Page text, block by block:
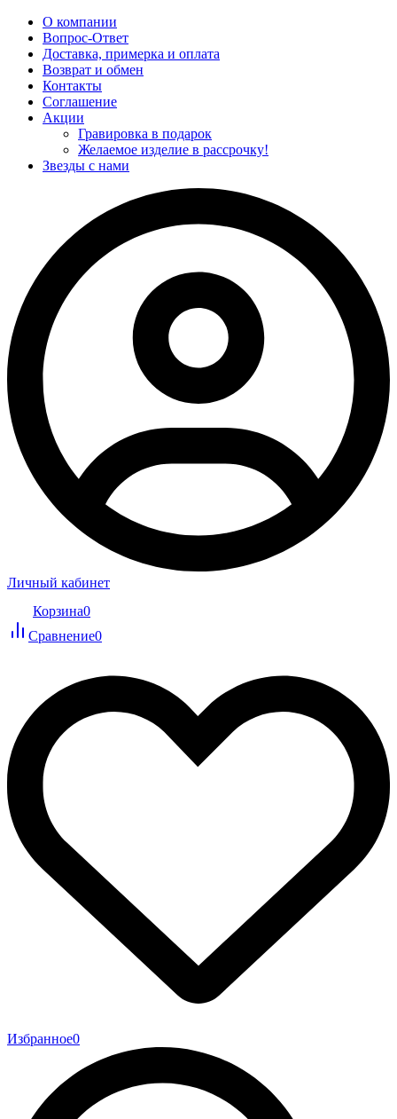
О компании
Вопрос-Ответ
Доставка, примерка и оплата
Возврат и обмен
Контакты
Соглашение
Акции
Гравировка в подарок
Желаемое изделие в рассрочку!
Звезды с нами
Личный кабинет
Корзина0
Сравнение0
Избранное0